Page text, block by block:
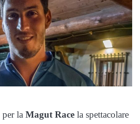
la Magut Race la spettacolare